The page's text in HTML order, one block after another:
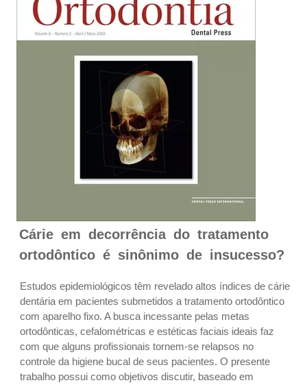
Cárie em decorrência do tratamento
ortodôntico é sinônimo de insucesso?
Estudos epidemiológicos têm revelado altos índices de cárie
dentária em pacientes submetidos a tratamento ortodôntico
com aparelho fixo. A busca incessante pelas metas
ortodônticas, cefalométricas e estéticas faciais ideais faz
com que alguns profissionais tornem-se relapsos no
controle da higiene bucal de seus pacientes. O presente
trabalho possui como objetivos discutir, baseado em